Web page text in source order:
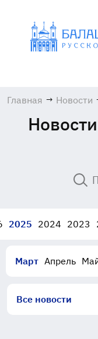
Главная → Новости
2025 2024 2023
Март Апрель
Все новости